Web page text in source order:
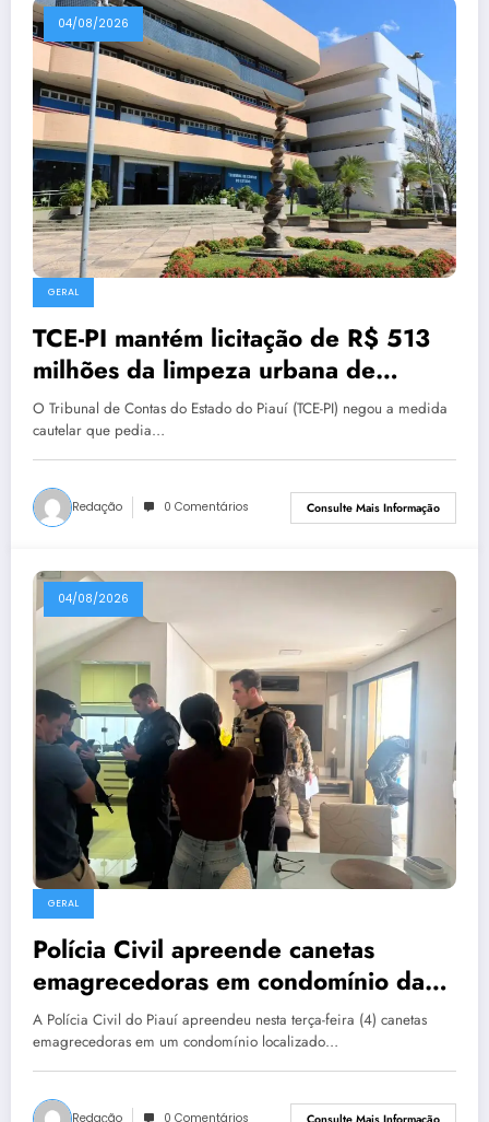
04/08/2026
GERAL
TCE-PI mantém licitação de R$ 513
milhões da limpeza urbana de
Teresina
O Tribunal de Contas do Estado do Piauí (TCE-PI) negou a medida
cautelar que pedia…
Redação 0 Comentários Consulte Mais Informação
04/08/2026
GERAL
Polícia Civil apreende canetas
emagrecedoras em condomínio da
zona Leste de Teresina
A Polícia Civil do Piauí apreendeu nesta terça-feira (4) canetas
emagrecedoras em um condomínio localizado…
Redação 0 Comentários